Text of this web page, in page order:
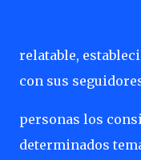
relatable,
con sus
personas los
determinados